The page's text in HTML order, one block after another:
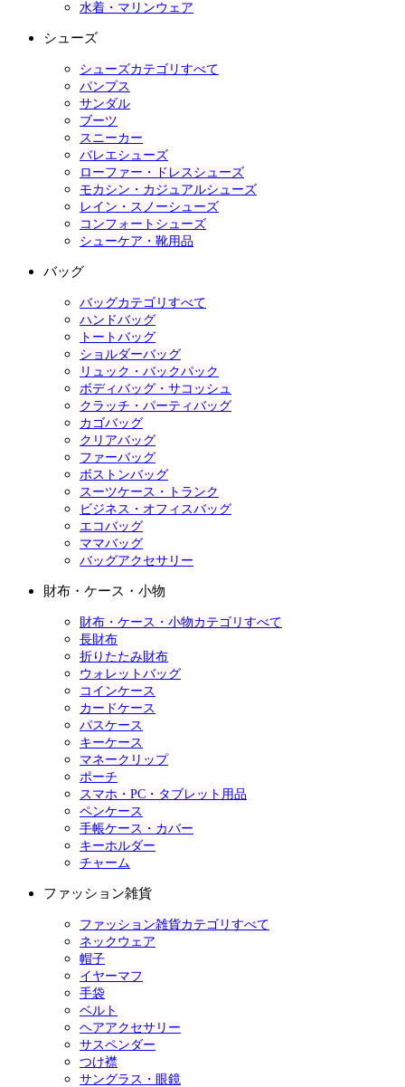
水着・マリンウェア
シューズ
シューズカテゴリすべて
パンプス
サンダル
ブーツ
スニーカー
バレエシューズ
ローファー・ドレスシューズ
モカシン・カジュアルシューズ
レイン・スノーシューズ
コンフォートシューズ
シューケア・靴用品
バッグ
バッグカテゴリすべて
ハンドバッグ
トートバッグ
ショルダーバッグ
リュック・バックパック
ボディバッグ・サコッシュ
クラッチ・パーティバッグ
カゴバッグ
クリアバッグ
ファーバッグ
ボストンバッグ
スーツケース・トランク
ビジネス・オフィスバッグ
エコバッグ
ママバッグ
バッグアクセサリー
財布・ケース・小物
財布・ケース・小物カテゴリすべて
長財布
折りたたみ財布
ウォレットバッグ
コインケース
カードケース
パスケース
キーケース
マネークリップ
ポーチ
スマホ・PC・タブレット用品
ペンケース
手帳ケース・カバー
キーホルダー
チャーム
ファッション雑貨
ファッション雑貨カテゴリすべて
ネックウェア
帽子
イヤーマフ
手袋
ベルト
ヘアアクセサリー
サスペンダー
つけ襟
サングラス・眼鏡